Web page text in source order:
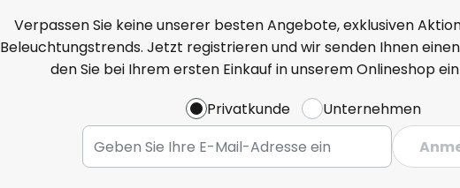
Verpassen Sie keine unserer besten Angebote, exklusiven
Beleuchtungstrends. Jetzt registrieren und wir senden Ihnen einen
den Sie bei Ihrem ersten Einkauf in unserem Onlineshop
Privatkunde
Unternehmen